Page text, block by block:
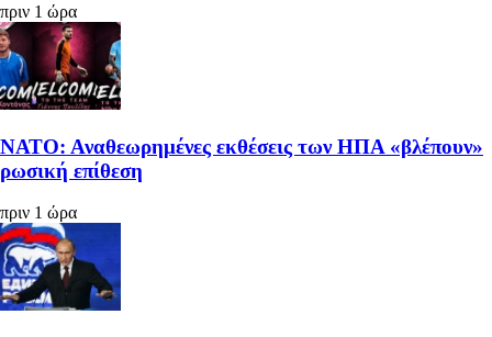
πριν 1 ώρα
ΝΑΤΟ: Αναθεωρημένες εκθέσεις των ΗΠΑ «βλέπουν»
ρωσική επίθεση
πριν 1 ώρα